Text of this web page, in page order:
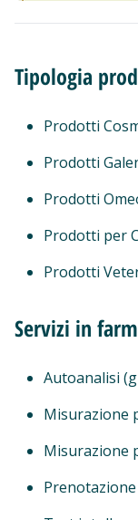
Tipologia
Prodotti
Prodotti
Prodotti
Prodotti per
Prodotti
Servizi in
Autoanalisi
Misurazione
Misurazione